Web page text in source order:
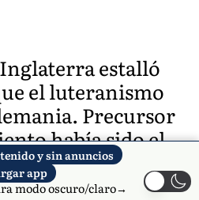
estalló
el luteranismo
Precursor
había sido el
en el siglo XIV.
y sin anuncios
app
modo oscuro/claro→